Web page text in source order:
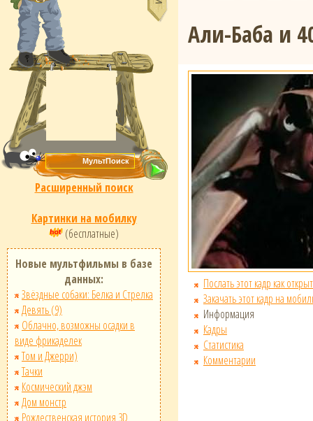
Расширенный поиск
Картинки на мобилку
(бесплатные)
Новые мультфильмы в базе
данных:
Звёздные собаки: Белка и Стрелка
Девять (9)
Облачно, возможны осадки в
виде фрикаделек
Том и Джерри)
Тачки
Космический джэм
Дом монстр
Рождественская история 3D
Али-Баба и
Послать этот кадр как
Закачать этот кадр на
Информация
Кадры
Статистика
Комментарии